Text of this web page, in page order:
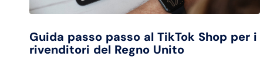
Guida passo passo al TikTok Shop per i
rivenditori del Regno Unito